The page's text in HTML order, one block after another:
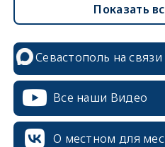
Показать
Севастополь на связи
Все наши Видео
О местном для